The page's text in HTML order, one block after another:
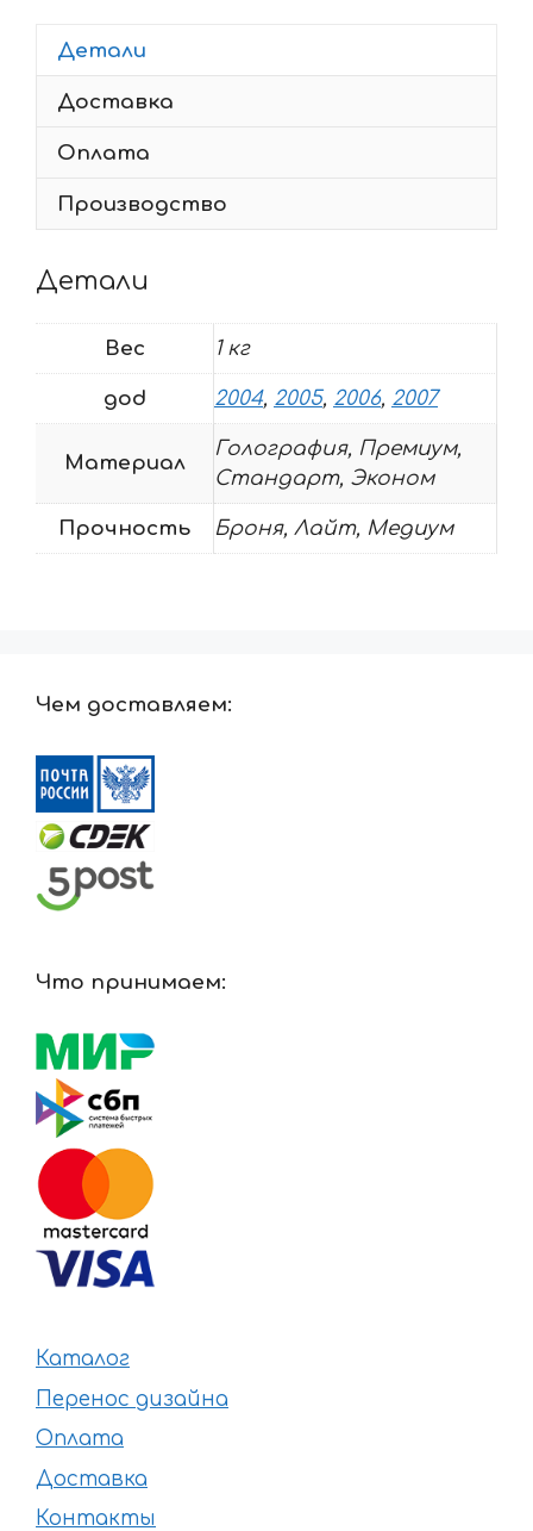
REDBULL
Детали
Доставка
Оплата
Производство
Детали
Вес 1 кг
god 2004, 2005, 2006, 2007
Материал
Голография, Премиум,
Стандарт, Эконом
Прочность Броня, Лайт, Медиум
Чем доставляем:
Что принимаем:
Каталог
Перенос дизайна
Оплата
Доставка
Контакты